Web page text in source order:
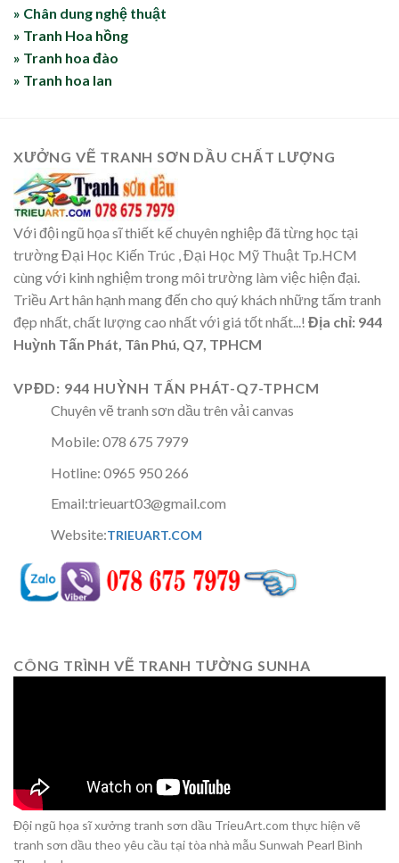
» Chân dung nghệ thuật
» Tranh Hoa hồng
» Tranh hoa đào
» Tranh hoa lan
XƯỞNG VẼ TRANH SƠN DẦU CHẤT LƯỢNG
Với đội ngũ họa sĩ thiết kế chuyên nghiệp đã từng học tại
trường Đại Học Kiến Trúc , Đại Học Mỹ Thuật Tp.HCM
cùng với kinh nghiệm trong môi trường làm việc hiện đại.
Triều Art hân hạnh mang đến cho quý khách những tấm tranh
đẹp nhất, chất lượng cao nhất với giá tốt nhất...! Địa chỉ: 944
Huỳnh Tấn Phát, Tân Phú, Q7, TPHCM
VPĐD: 944 HUỲNH TẤN PHÁT-Q7-TPHCM
Chuyên vẽ tranh sơn dầu trên vải canvas
Mobile: 078 675 7979
Hotline: 0965 950 266
Email:trieuart03@gmail.com
Website:TRIEUART.COM
CÔNG TRÌNH VẼ TRANH TƯỜNG SUNHA
Đội ngũ họa sĩ xưởng tranh sơn dầu TrieuArt.com thực hiện vẽ
tranh sơn dầu theo yêu cầu tại tòa nhà mẫu Sunwah Pearl Bình